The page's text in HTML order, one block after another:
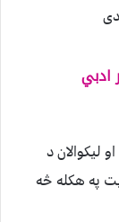
ادبي
ليكوالان د
په هكله څه